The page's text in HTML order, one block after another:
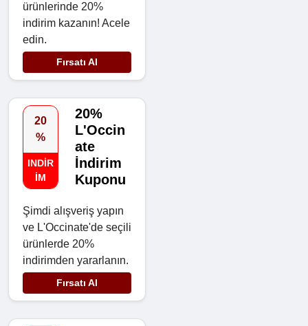
ürünlerinde 20%
indirim kazanın! Acele
edin.
Fırsatı Al
20
%
INDIR
IM
20%
L'Occin
ate
İndirim
Kuponu
Şimdi alışveriş yapın
ve L'Occinate'de seçili
ürünlerde 20%
indirimden yararlanın.
Fırsatı Al